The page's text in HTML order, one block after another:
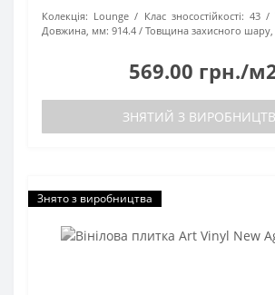
Колекція: Lounge Клас зносостійкості: 43
Довжина, мм: 914.4 Товщина захисного
569.00 грн./
ЗНЯТИЙ З
Знято з виробництва